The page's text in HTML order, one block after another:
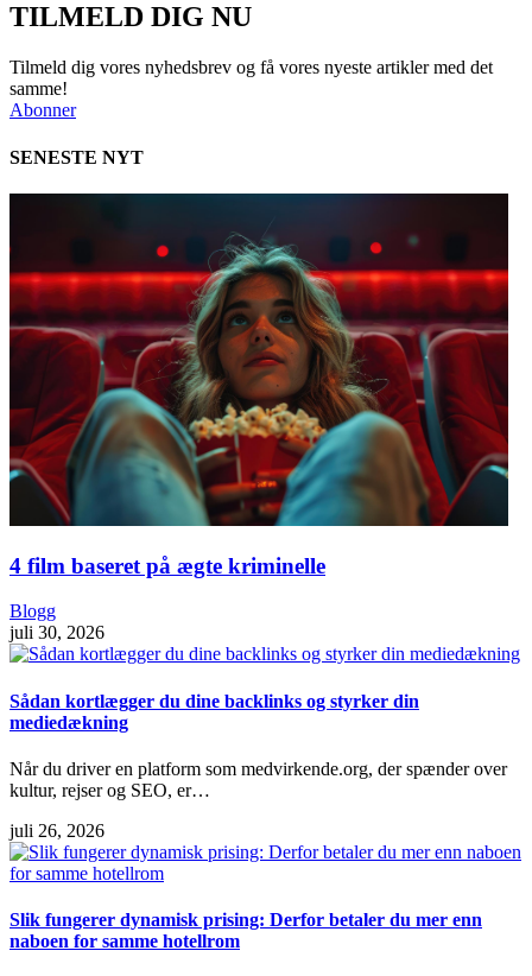
TILMELD DIG NU
Tilmeld dig vores nyhedsbrev og få vores nyeste artikler med det
samme!
Abonner
SENESTE NYT
4 film baseret på ægte kriminelle
Blogg
juli 30, 2026
Sådan kortlægger du dine backlinks og styrker din
mediedækning
Når du driver en platform som medvirkende.org, der spænder over
kultur, rejser og SEO, er…
juli 26, 2026
Slik fungerer dynamisk prising: Derfor betaler du mer enn
naboen for samme hotellrom